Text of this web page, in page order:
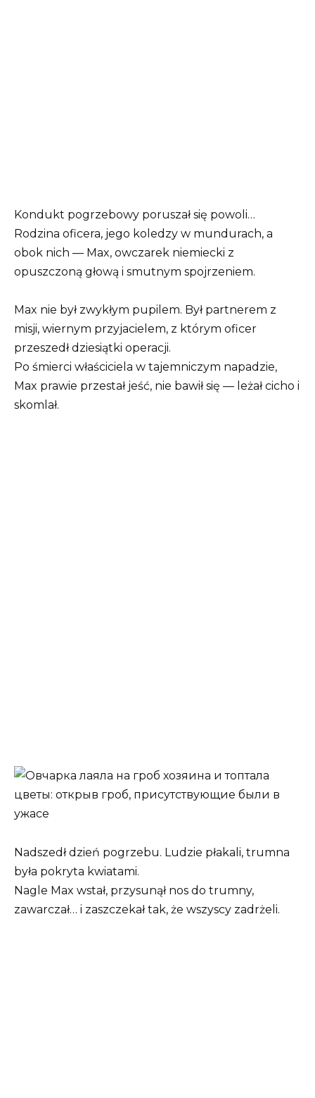
Kondukt pogrzebowy poruszał się powoli…
Rodzina oficera, jego koledzy w mundurach, a
obok nich — Max, owczarek niemiecki z
opuszczoną głową i smutnym spojrzeniem.
Max nie był zwykłym pupilem. Był partnerem z
misji, wiernym przyjacielem, z którym oficer
przeszedł dziesiątki operacji.
Po śmierci właściciela w tajemniczym napadzie,
Max prawie przestał jeść, nie bawił się — leżał cicho i
skomlał.
Nadszedł dzień pogrzebu. Ludzie płakali, trumna
była pokryta kwiatami.
Nagle Max wstał, przysunął nos do trumny,
zawarczał… i zaszczekał tak, że wszyscy zadrżeli.